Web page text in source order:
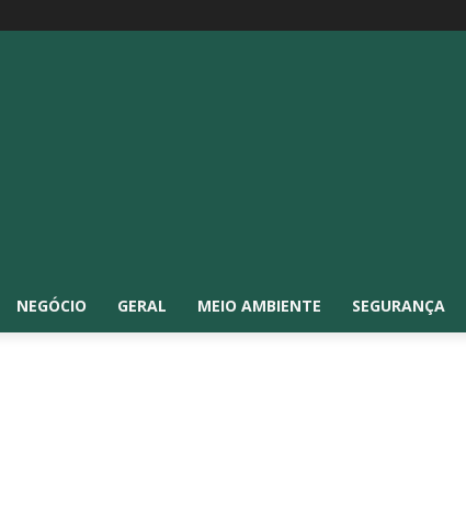
NEGÓCIO GERAL MEIO AMBIENTE SEGURANÇA